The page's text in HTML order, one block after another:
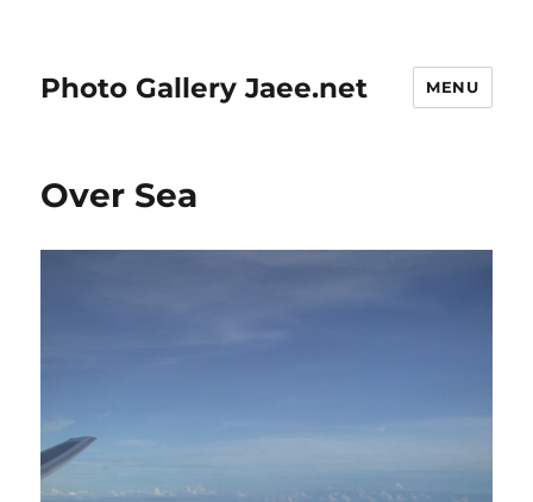
Photo Gallery Jaee.net MENU
Over Sea